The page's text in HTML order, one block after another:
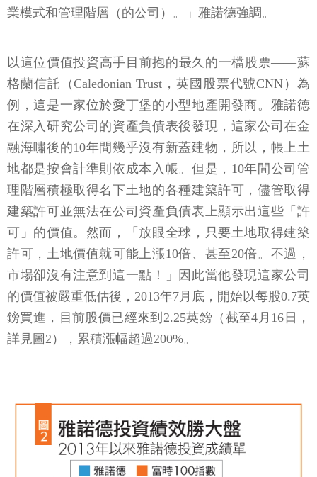
業模式和管理階層（的公司）。」雅諾德強調。
以這位價值投資高手目前抱的最久的一檔股票——蘇
格蘭信託（Caledonian Trust，英國股票代號CNN）為
例，這是一家位於愛丁堡的小型地產開發商。雅諾德
在深入研究公司的資產負債表後發現，這家公司在金
融海嘯後的10年間幾乎沒有新蓋建物，所以，帳上土
地都是按會計準則依成本入帳。但是，10年間公司管
理階層積極取得名下土地的各種建築許可，儘管取得
建築許可並無法在公司資產負債表上顯示出這些「許
可」的價值。然而，「放眼全球，只要土地取得建築
許可，土地價值就可能上漲10倍、甚至20倍。不過，
市場卻沒有注意到這一點！」因此當他發現這家公司
的價值被嚴重低估後，2013年7月底，開始以每股0.7英
鎊買進，目前股價已經來到2.25英鎊（截至4月16日，
詳見圖2），累積漲幅超過200%。